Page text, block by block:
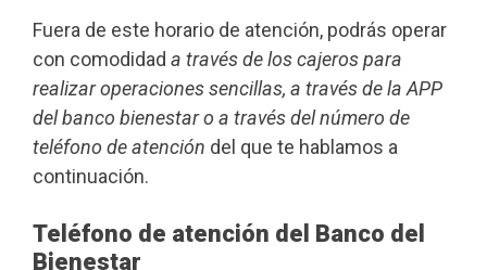
Fuera de este horario de atención, podrás operar
con comodidad a través de los cajeros para
realizar operaciones sencillas, a través de la APP
del banco bienestar o a través del número de
teléfono de atención del que te hablamos a
continuación.
Teléfono de atención del Banco del
Bienestar